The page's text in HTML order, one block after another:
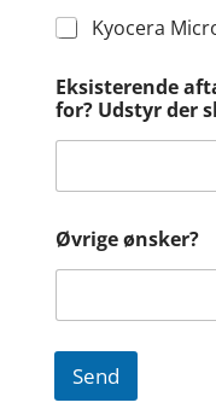
Kyocera
Eksisterende
for? Udstyr der
Øvrige ønsker?
Send